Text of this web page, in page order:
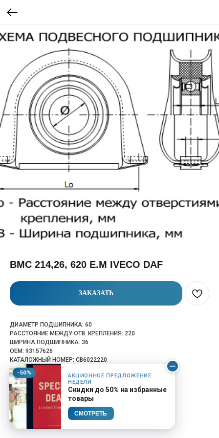
-50%
АКЦИОННОЕ ПРЕДЛОЖЕНИЕ
НЕДЕЛИ
Скидки до 50% на избранные
товары
СМОТРЕТЬ
BMC 214,26, 620 E.M IVECO DAF
ЗАКАЗАТЬ
ДИАМЕТР ПОДШИПНИКА: 60
РАССТОЯНИЕ МЕЖДУ ОТВ. КРЕПЛЕНИЯ: 220
ШИРИНА ПОДШИПНИКА: 36
OEM: 93157626
КАТАЛОЖНЫЙ НОМЕР: CB6022220